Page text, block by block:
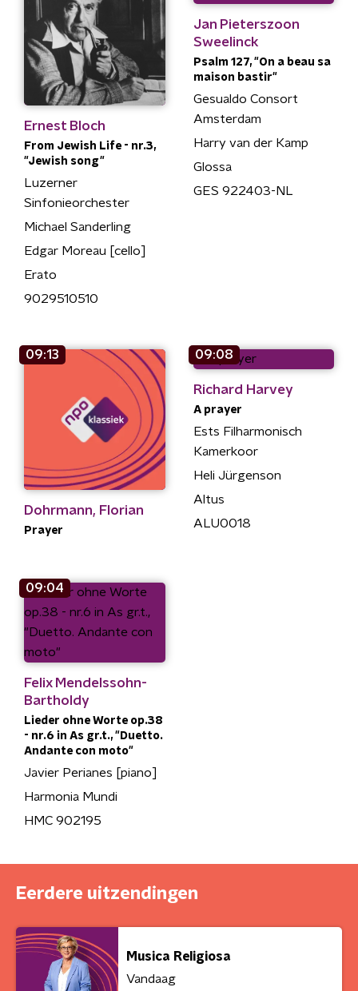
Ernest Bloch
From Jewish Life - nr.3,
"Jewish song"
Luzerner
Sinfonieorchester
Michael Sanderling
Edgar Moreau [cello]
Erato
9029510510
Jan Pieterszoon
Sweelinck
Psalm 127, "On a beau sa
maison bastir"
Gesualdo Consort
Amsterdam
Harry van der Kamp
Glossa
GES 922403-NL
09:13
Dohrmann, Florian
Prayer
09:08
Richard Harvey
A prayer
Ests Filharmonisch
Kamerkoor
Heli Jürgenson
Altus
ALU0018
09:04
Felix Mendelssohn-
Bartholdy
Lieder ohne Worte op.38
- nr.6 in As gr.t., "Duetto.
Andante con moto"
Javier Perianes [piano]
Harmonia Mundi
HMC 902195
Eerdere uitzendingen
Musica Religiosa
Vandaag